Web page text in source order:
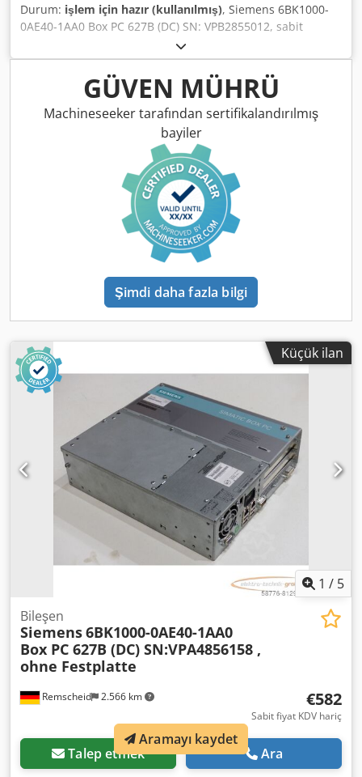
Durum: işlem için hazır (kullanılmış), Siemens 6BK1000-
0AE40-1AA0 Box PC 627B (DC) SN: VPB2855012, sabit
disksiz, seri no. fotoğrafa göre, kullanılmış, iyi durumda,
%100 işlevsel, teslimat kapsamı fotoğraflara göre. Dodpsi
Edk Nefx AdpekrGÜVEN MÜHRÜ
Machineseeker tarafından sertifikalandırılmış
bayiler
Şimdi daha fazla bilgi
Küçük ilan
1 / 5
Remscheid 2.566 km
Bileşen
Siemens6BK1000-0AE40-1AA0
Box PC 627B (DC) SN:VPA4856158 ,
ohne Festplatte
€582
Sabit fiyat KDV hariç
Talep etmek Ara
Aramayı kaydet